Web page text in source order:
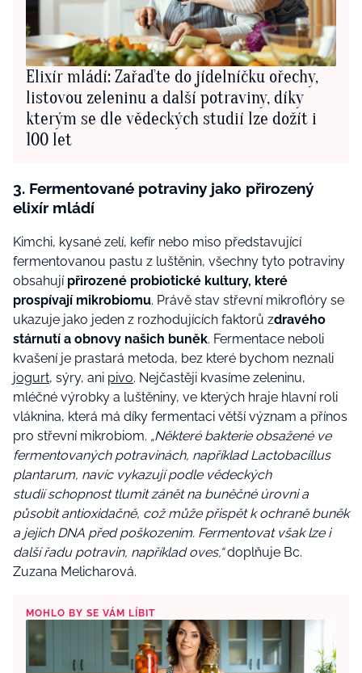
Elixír mládí: Zařaďte do jídelníčku ořechy,
listovou zeleninu a další potraviny, díky
kterým se dle vědeckých studií lze dožít i
100 let
3. Fermentované potraviny jako přirozený
elixír mládí
Kimchi, kysané zelí, kefír nebo miso představující
fermentovanou pastu z luštěnin, všechny tyto potraviny
obsahují přirozené probiotické kultury, které
prospívají mikrobiomu. Právě stav střevní mikroflóry se
ukazuje jako jeden z rozhodujících faktorů zdravého
stárnutí a obnovy našich buněk. Fermentace neboli
kvašení je prastará metoda, bez které bychom neznali
jogurt, sýry, ani pivo. Nejčastěji kvasíme zeleninu,
mléčné výrobky a luštěniny, ve kterých hraje hlavní roli
vláknina, která má díky fermentaci větší význam a přínos
pro střevní mikrobiom. „Některé bakterie obsažené ve
fermentovaných potravinách, například Lactobacillus
plantarum, navíc vykazují podle vědeckých
studií schopnost tlumit zánět na buněčné úrovni a
působit antioxidačně, což může přispět k ochraně buněk
a jejich DNA před poškozením. Fermentovat však lze i
další řadu potravin, například oves,“doplňuje Bc.
Zuzana Melicharová.
MOHLO BY SE VÁM LÍBIT